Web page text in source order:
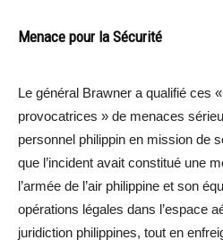
Menace pour la Sécurité
Le général Brawner a qualifié ces
provocatrices » de menaces
personnel philippin en mission de
que l’incident avait constitué une
l’armée de l’air philippine et son
opérations légales dans l’espace
juridiction philippines, tout en